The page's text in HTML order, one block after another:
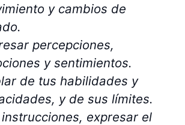
y cambios de
percepciones,
y sentimientos.
de tus habilidades y
y de sus límites.
expresar el